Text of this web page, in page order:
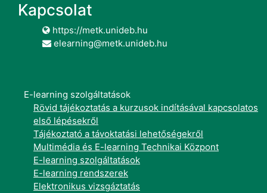
Kapcsolat
https://metk.unideb.hu
elearning@metk.unideb.hu
E-learning szolgáltatások
Rövid tájékoztatás a kurzusok indításával kapcsolatos
első lépésekről
Tájékoztató a távoktatási lehetőségekről
Multimédia és E-learning Technikai Központ
E-learning szolgáltatások
E-learning rendszerek
Elektronikus vizsgáztatás